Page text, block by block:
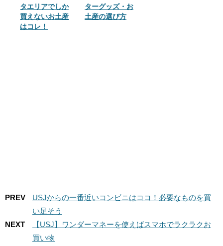
タエリアでしか
買えないお土産
はコレ！
ターグッズ・お
土産の選び方
PREV
USJからの一番近いコンビニはココ！必要なものを買
い足そう
NEXT
【USJ】ワンダーマネーを使えばスマホでラクラクお
買い物